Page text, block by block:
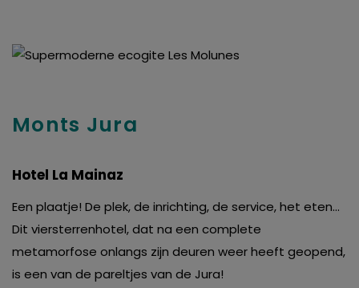
Monts Jura
Hotel La Mainaz
Een plaatje! De plek, de inrichting, de service, het eten…
Dit viersterrenhotel, dat na een complete
metamorfose onlangs zijn deuren weer heeft geopend,
is een van de pareltjes van de Jura!